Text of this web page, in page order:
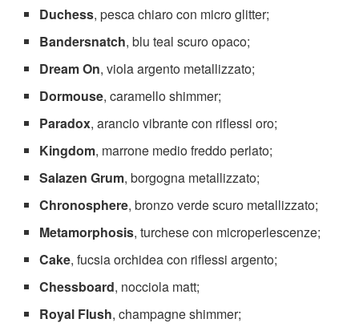
Duchess, pesca chiaro con micro glitter;
Bandersnatch, blu teal scuro opaco;
Dream On, viola argento metallizzato;
Dormouse, caramello shimmer;
Paradox, arancio vibrante con riflessi oro;
Kingdom, marrone medio freddo perlato;
Salazen Grum, borgogna metallizzato;
Chronosphere, bronzo verde scuro metallizzato;
Metamorphosis, turchese con microperlescenze;
Cake, fucsia orchidea con riflessi argento;
Chessboard, nocciola matt;
Royal Flush, champagne shimmer;